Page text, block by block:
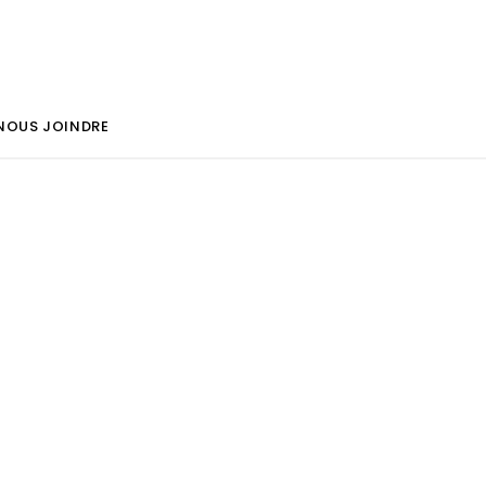
JOINDRE